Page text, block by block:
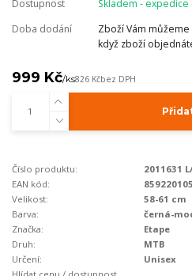
Dostupnost
Skladem - expedice
Doba dodání
Zboží Vám
když zboží
999 Kč/ks826 Kčbez DPH
Číslo produktu:
2011631
EAN kód:
Velikost:
58-61 cm
Barva:
černá-
Značka:
Etape
Druh:
MTB
Určení:
Unisex